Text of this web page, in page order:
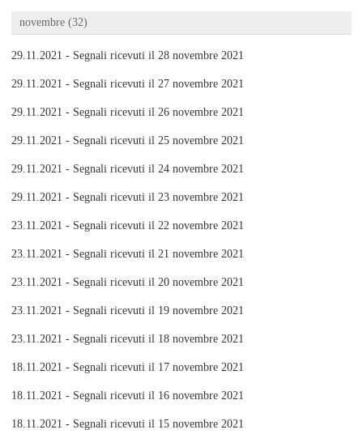
novembre (32)
29.11.2021 - Segnali ricevuti il 28 novembre 2021
29.11.2021 - Segnali ricevuti il 27 novembre 2021
29.11.2021 - Segnali ricevuti il 26 novembre 2021
29.11.2021 - Segnali ricevuti il 25 novembre 2021
29.11.2021 - Segnali ricevuti il 24 novembre 2021
29.11.2021 - Segnali ricevuti il 23 novembre 2021
23.11.2021 - Segnali ricevuti il 22 novembre 2021
23.11.2021 - Segnali ricevuti il 21 novembre 2021
23.11.2021 - Segnali ricevuti il 20 novembre 2021
23.11.2021 - Segnali ricevuti il 19 novembre 2021
23.11.2021 - Segnali ricevuti il 18 novembre 2021
18.11.2021 - Segnali ricevuti il 17 novembre 2021
18.11.2021 - Segnali ricevuti il 16 novembre 2021
18.11.2021 - Segnali ricevuti il 15 novembre 2021